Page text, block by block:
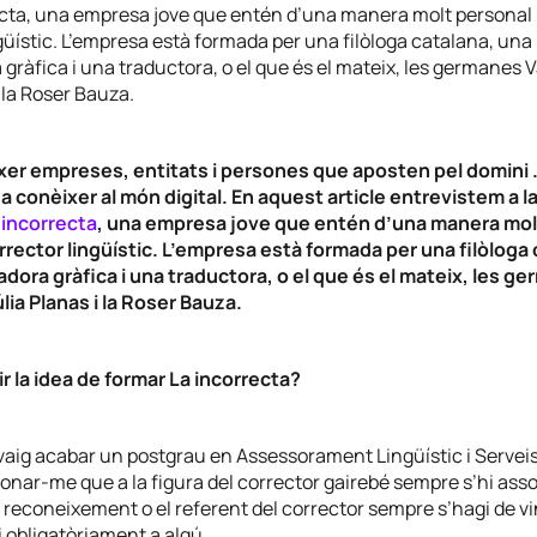
una empresa jove que entén d’una manera molt
L’empresa està formada per una filòloga catalana, una
i una traductora, o el que és el mateix, les germanes
Roser Bauza.
empreses, entitats i persones que aposten pel domini
conèixer al món digital. En aquest article entrevistem a
incorrecta, una empresa jove que entén d’una manera
lingüístic. L’empresa està formada per una filòloga
gràfica i una traductora, o el que és el mateix, les
Planas i la Roser Bauza.
la idea de formar La incorrecta?
acabar un postgrau en Assessorament Lingüístic i
me que a la figura del corrector gairebé sempre s’hi
reconeixement o el referent del corrector sempre s’hagi de